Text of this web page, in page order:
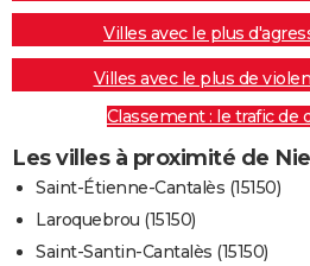
Villes avec le plus
Villes avec le plus de
Classement : le trafic de
Les villes à proximité de
Saint-Étienne-Cantalès (15150)
Laroquebrou (15150)
Saint-Santin-Cantalès (15150)